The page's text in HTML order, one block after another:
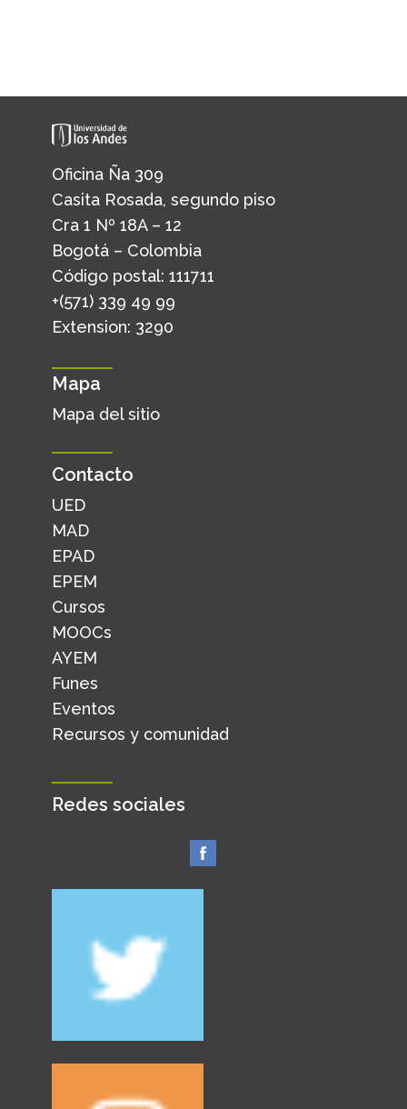
Oficina Ña 309
Casita Rosada, segundo piso
Cra 1 Nº 18A – 12
Bogotá – Colombia
Código postal: 111711
+(571) 339 49 99
Extension: 3290
Mapa
Mapa del sitio
Contacto
UED
MAD
EPAD
EPEM
Cursos
MOOCs
AYEM
Funes
Eventos
Recursos y comunidad
Redes sociales